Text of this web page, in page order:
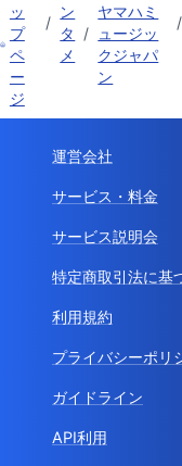
ッ
プ
ペ
ー
ジ
/
ン
タ
メ
/
ヤマハミ
ュージッ
クジャパ
ン
/
運営会社
サービス・料金
サービス説明会
特定商取引法に基
利用規約
プライバシーポリ
ガイドライン
API利用